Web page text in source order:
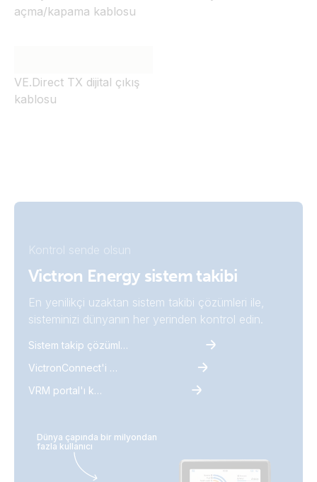
açma/kapama kablosu
VE.Direct TX dijital çıkış
kablosu
Kontrol sende olsun
Victron Energy sistem takibi
En yenilikçi uzaktan sistem takibi çözümleri ile,
sisteminizi dünyanın her yerinden kontrol edin.
Sistem takip çözümlerini keşfet
VictronConnect'i keşfet
VRM portal'ı keşfet
Dünya çapında bir milyondan
fazla kullanıcı